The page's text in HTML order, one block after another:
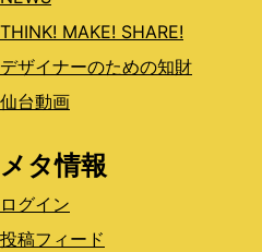
THINK! MAKE! SHARE!
デザイナーのための知財
仙台動画
メタ情報
ログイン
投稿フィード